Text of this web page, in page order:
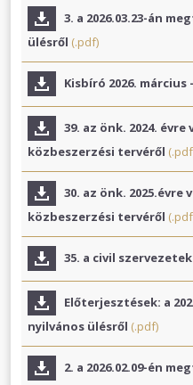
3. a 2026.03.23-án
ülésről (.pdf)
Kisbíró 2026. március
39. az önk. 2024.
közbeszerzési tervéről
30. az önk.
közbeszerzési tervéről
35. a civil
Előterjesztések: a
nyilvános ülésről (.pdf)
2. a 2026.02.09-én